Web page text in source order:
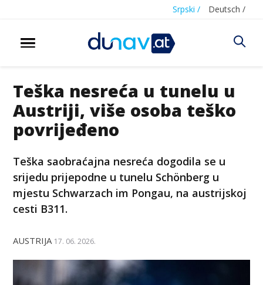
Srpski / Deutsch /
Teška nesreća u tunelu u
Austriji, više osoba teško
povrijeđeno
Teška saobraćajna nesreća dogodila se u
srijedu prijepodne u tunelu Schönberg u
mjestu Schwarzach im Pongau, na austrijskoj
cesti B311.
AUSTRIJA 17. 06. 2026.